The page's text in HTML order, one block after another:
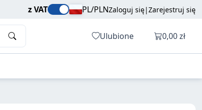
z VAT PL/PLNZaloguj się|Zarejestruj się
Ulubione Otwórz
0,00 zł
brutto / szt. Dodaj do koszyka